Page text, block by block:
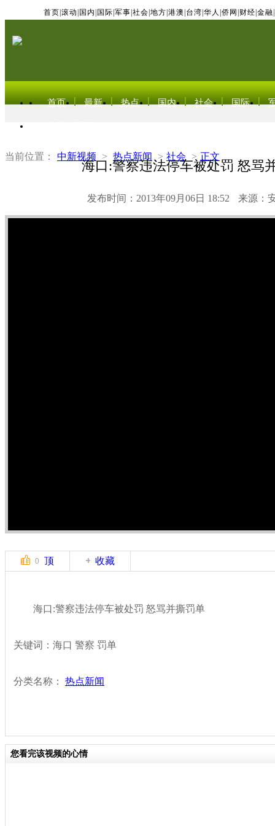
首页 滚动 国内 国际 军事 社会 地方 港澳 台湾 华人 侨网 财经 金融
首页 最新 热点 国内 社会 国际
当前位置： 中新视频 > 热点新闻 > 社会 > 正文
海口:警察违法停车被处罚 怒骂
发布时间：2013年09月06日 18:52 来源：
0 顶 收藏
海口:警察违法停车被处罚 怒骂并撕罚单
关键词：海口 警察 罚单
分类名称： 热点新闻
您看完该视频的心情